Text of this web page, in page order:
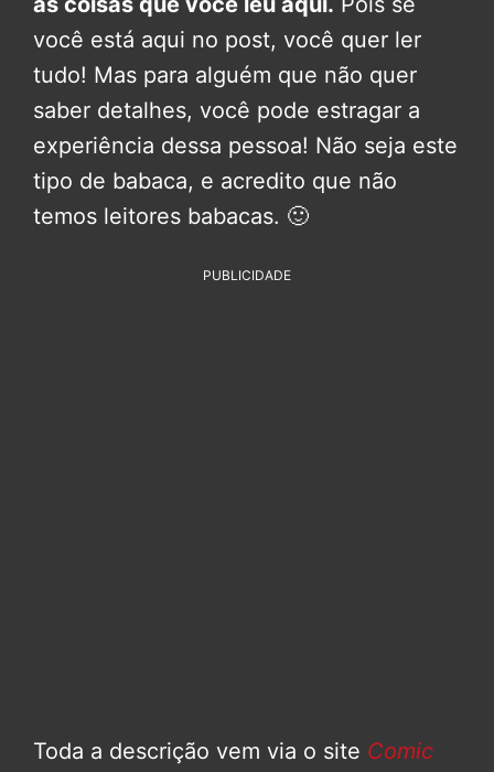
você está aqui no post, você quer ler
tudo! Mas para alguém que não quer
saber detalhes, você pode estragar a
experiência dessa pessoa! Não seja este
tipo de babaca, e acredito que não
temos leitores babacas. 🙂
PUBLICIDADE
Toda a descrição vem via o site Comic